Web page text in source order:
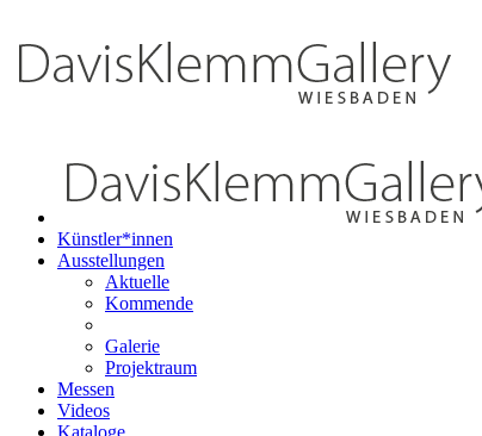
Künstler*innen
Ausstellungen
Aktuelle
Kommende
Galerie
Projektraum
Messen
Videos
Kataloge